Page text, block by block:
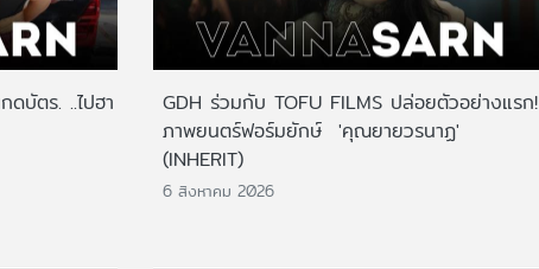
บัตร. ..ไปฮา
GDH ร่วมกับ TOFU FILMS ปล่อยตัวอย่างแรก!
ภาพยนตร์ฟอร์มยักษ์ 'คุณยายวรนาฏ'
(INHERIT)
6 สิงหาคม 2026